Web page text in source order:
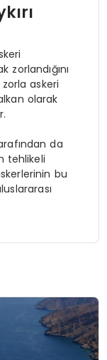
zorlandığını
askeri
olarak
da
tehlikeli
bu